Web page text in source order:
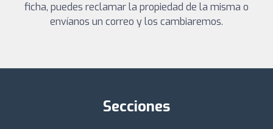
ficha, puedes reclamar la propiedad de la misma o
envíanos un correo y los cambiaremos.
Secciones